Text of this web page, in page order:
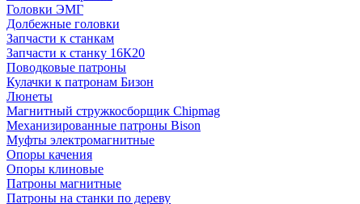
Головки ЭМГ
Долбежные головки
Запчасти к станкам
Запчасти к станку 16К20
Поводковые патроны
Кулачки к патронам Бизон
Люнеты
Магнитный стружкосборщик Chipmag
Механизированные патроны Bison
Муфты электромагнитные
Опоры качения
Опоры клиновые
Патроны магнитные
Патроны на станки по дереву